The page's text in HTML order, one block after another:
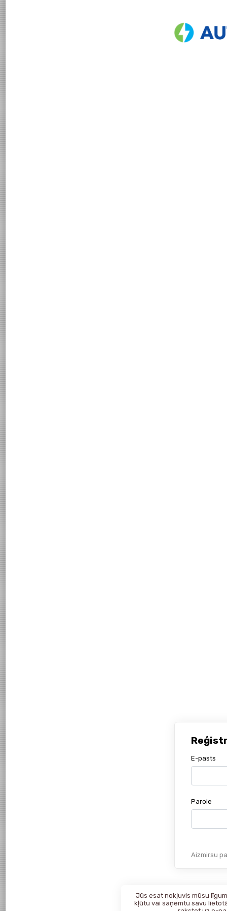
E-pasts
Parole
Aizmirsu
Jūs esat nokļuvis mūsu
kļūtu vai saņemtu savu